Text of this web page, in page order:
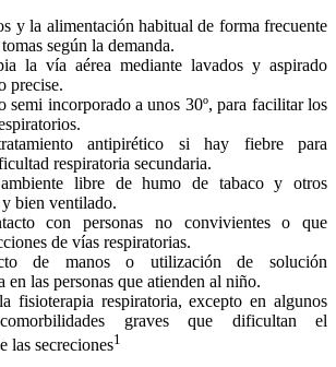
y la alimentación habitual de forma frecuente
según la demanda.
la vía aérea mediante lavados y aspirado
precise.
semi incorporado a unos 30º, para facilitar los
antipirético si hay fiebre para
respiratoria secundaria.
libre de humo de tabaco y otros
bien ventilado.
con personas no convivientes o que
de vías respiratorias.
de manos o utilización de solución
en las personas que atienden al niño.
fisioterapia respiratoria, excepto en algunos
graves que dificultan el
las secreciones1